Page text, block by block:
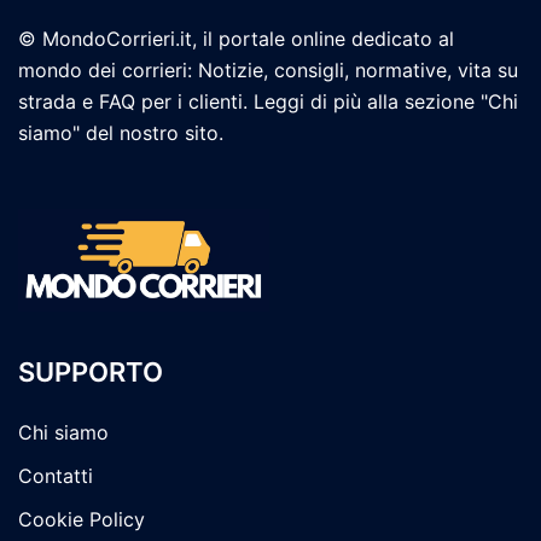
© MondoCorrieri.it, il portale online dedicato al
mondo dei corrieri: Notizie, consigli, normative, vita su
strada e FAQ per i clienti. Leggi di più alla sezione "Chi
siamo" del nostro sito.
SUPPORTO
Chi siamo
Contatti
Cookie Policy